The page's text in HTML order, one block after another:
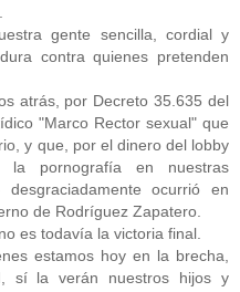
gente sencilla, cordial y
contra quienes pretenden
atrás, por Decreto 35.635 del
"Marco Rector sexual" que
y que, por el dinero del lobby
la pornografía en nuestras
ocurrió en
de Rodríguez Zapatero.
es todavía la victoria final.
estamos hoy en la brecha,
sí la verán nuestros hijos y